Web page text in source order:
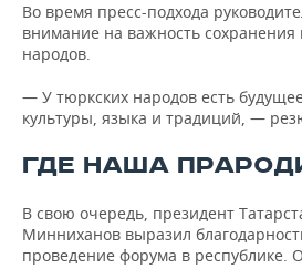
Во время пресс-подхода
внимание на важность сохранения
народов.
— У тюркских народов есть
культуры, языка и традиций, —
ГДЕ НАША
В свою очередь, президент
Минниханов выразил
проведение форума в республике.